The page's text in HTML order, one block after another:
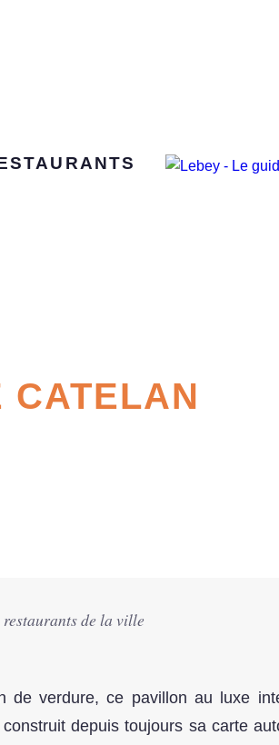
CATELAN
de la ville
de verdure, ce pavillon au luxe
construit depuis toujours sa carte